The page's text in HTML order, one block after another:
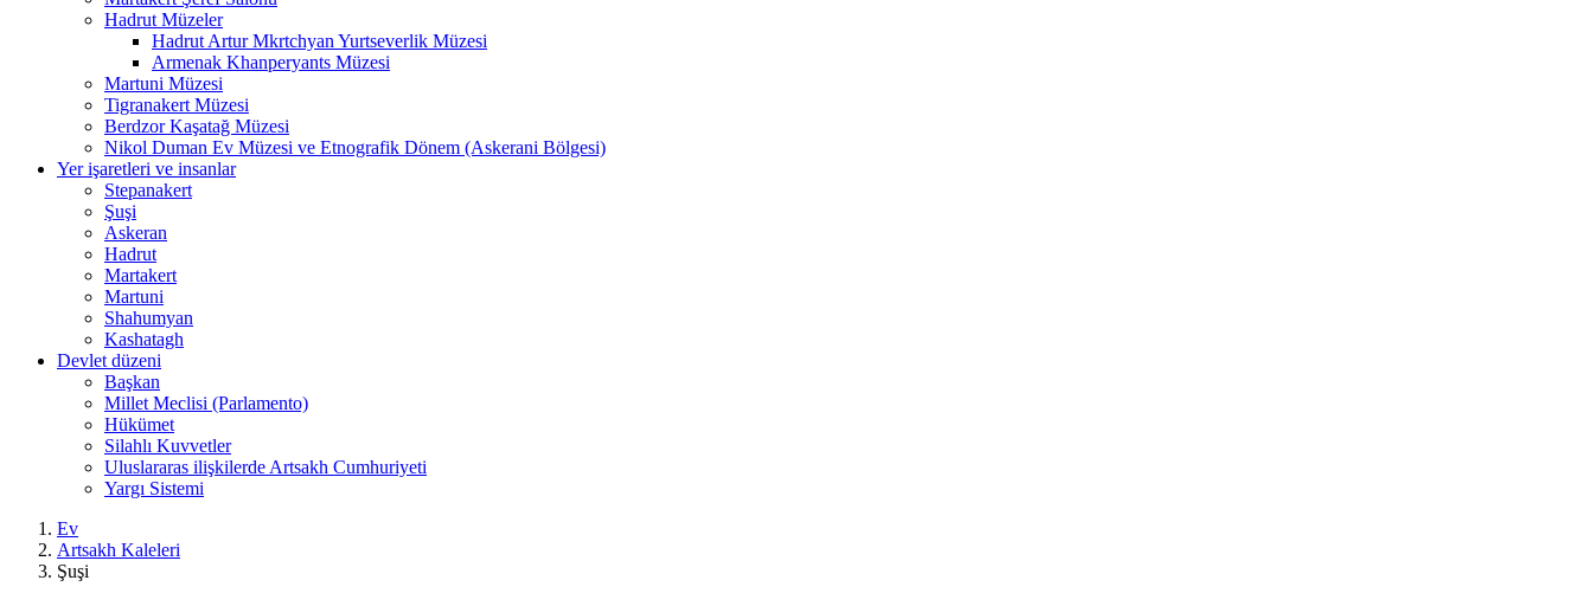
Hadrut Müzeler
Hadrut Artur Mkrtchyan Yurtseverlik Müzesi
Armenak Khanperyants Müzesi
Martuni Müzesi
Tigranakert Müzesi
Berdzor Kaşatağ Müzesi
Nikol Duman Ev Müzesi ve Etnografik Dönem (Askerani Bölgesi)
Yer işaretleri ve insanlar
Stepanakert
Şuşi
Askeran
Hadrut
Martakert
Martuni
Shahumyan
Kashatagh
Devlet düzeni
Başkan
Millet Meclisi (Parlamento)
Hükümet
Silahlı Kuvvetler
Uluslararas ilişkilerde Artsakh Cumhuriyeti
Yargı Sistemi
Ev
Artsakh Kaleleri
Şuşi